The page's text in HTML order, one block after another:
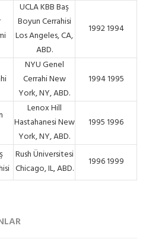
UCLA KBB Baş
Boyun Cerrahisi
Los Angeles, CA,
ABD.
1992 1994
NYU Genel
Cerrahi New
York, NY, ABD.
1994 1995
Lenox Hill
Hastahanesi New
York, NY, ABD.
1995 1996
Rush Üniversitesi
Chicago, IL, ABD.
1996 1999